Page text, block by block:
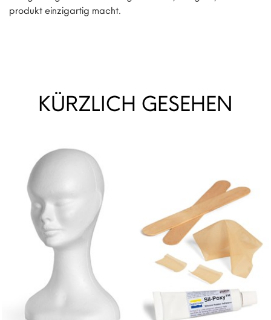
produkt einzigartig macht.
KÜRZLICH GESEHEN